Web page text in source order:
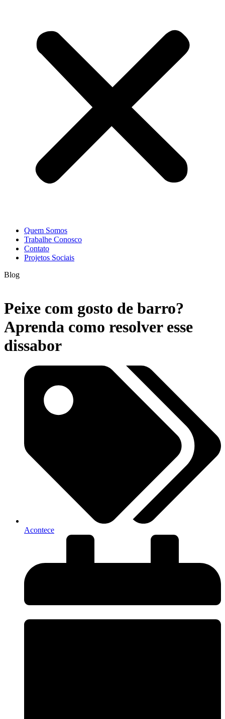
Quem Somos
Trabalhe Conosco
Contato
Projetos Sociais
Blog
Peixe com gosto de barro?
Aprenda como resolver esse
dissabor
Acontece